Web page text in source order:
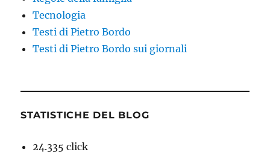
Tecnologia
Testi di Pietro Bordo
Testi di Pietro Bordo sui giornali
STATISTICHE DEL BLOG
24.335 click